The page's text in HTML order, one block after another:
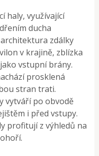
haly, využívající
ducha
zdálky
v krajině, zblízka
vstupní brány.
prosklená
stran trati.
vytváří po obvodě
i před vstupy.
profitují z výhledů na